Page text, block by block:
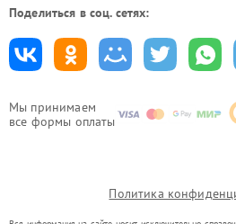
Мы принимаем
все формы оплаты
Поделиться в соц. сетях:
Политика